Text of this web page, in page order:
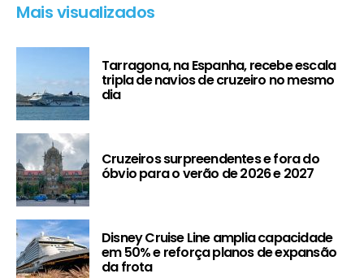
Mais visualizados
Tarragona, na Espanha, recebe escala
tripla de navios de cruzeiro no mesmo
dia
Cruzeiros surpreendentes e fora do
óbvio para o verão de 2026 e 2027
Disney Cruise Line amplia capacidade
em 50% e reforça planos de expansão
da frota